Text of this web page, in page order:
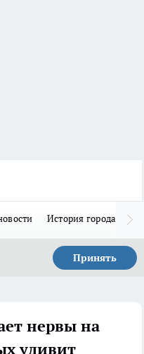
История города Н
Принять
нервы на
удивит